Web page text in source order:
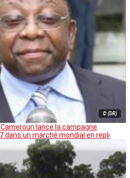
© (DR)
Cameroun lance la campagne
dans un marché mondial en repli